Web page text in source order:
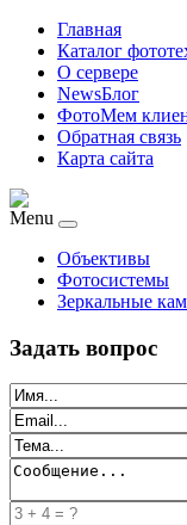
Главная
Каталог
О сервере
NewsБлог
ФотоМем
Обратная связь
Карта сайта
Menu
Объективы
Фотосистемы
Зеркальные
Задать вопрос